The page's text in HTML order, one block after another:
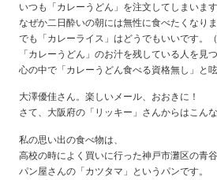
いつも「カレーうどん」を注文してしまいます
なぜか二日酔いの朝には無性に食べたくなりま
でも「カレーライス」はどうでもいいです。（
「カレーうどん」のお汁を残している人を見つ
心の中で「カレーうどん食べる資格無し」と呟
大澤優佳さん。楽しいメール、おおきに！
さて、大阪府の「リッキー」さんからはこん
私の思い出の食べ物は、
高校の時によく買いに行った神戸市灘区の青
パン屋さんの「カツタマ」というパンです。